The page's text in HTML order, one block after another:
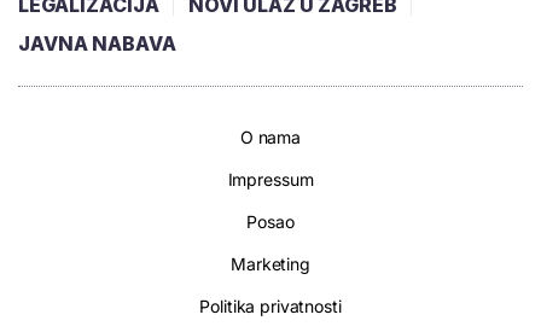
JAVNA NABAVA
O nama
Impressum
Posao
Marketing
Politika privatnosti